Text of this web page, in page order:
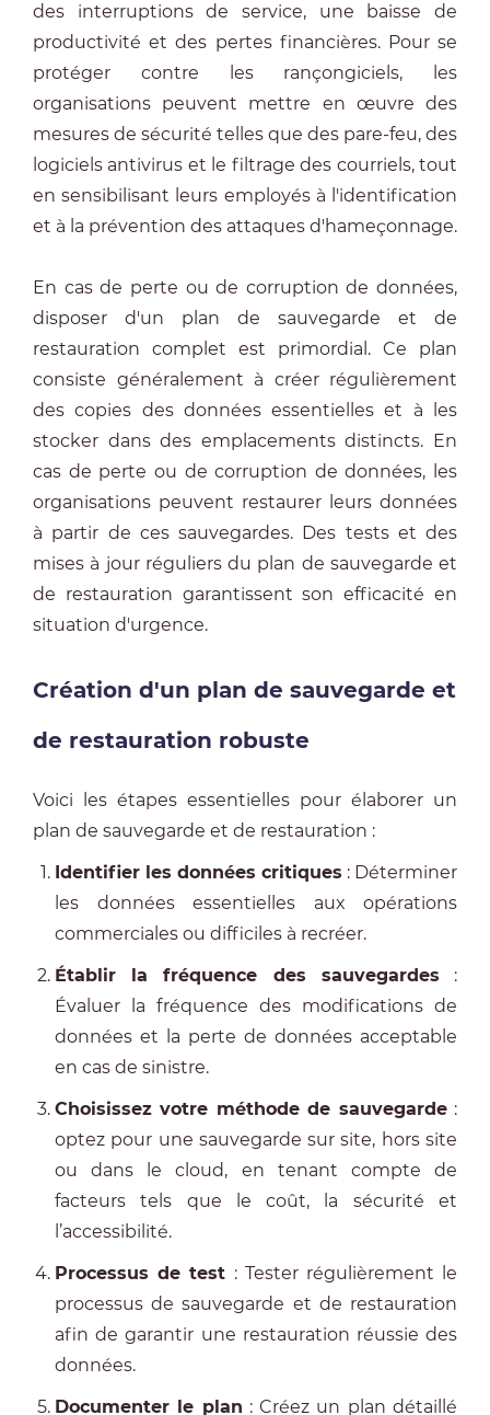
des interruptions de service, une baisse de
productivité et des pertes financières. Pour se
protéger contre les rançongiciels, les
organisations peuvent mettre en œuvre des
mesures de sécurité telles que des pare-feu, des
logiciels antivirus et le filtrage des courriels, tout
en sensibilisant leurs employés à l'identification
et à la prévention des attaques d'hameçonnage.
En cas de perte ou de corruption de données,
disposer d'un plan de sauvegarde et de
restauration complet est primordial. Ce plan
consiste généralement à créer régulièrement
des copies des données essentielles et à les
stocker dans des emplacements distincts. En
cas de perte ou de corruption de données, les
organisations peuvent restaurer leurs données
à partir de ces sauvegardes. Des tests et des
mises à jour réguliers du plan de sauvegarde et
de restauration garantissent son efficacité en
situation d'urgence.
Création d'un plan de sauvegarde et
de restauration robuste
Voici les étapes essentielles pour élaborer un
plan de sauvegarde et de restauration :
Identifier les données critiques : Déterminer
les données essentielles aux opérations
commerciales ou difficiles à recréer.
Établir la fréquence des sauvegardes :
Évaluer la fréquence des modifications de
données et la perte de données acceptable
en cas de sinistre.
Choisissez votre méthode de sauvegarde:
optez pour une sauvegarde sur site, hors site
ou dans le cloud, en tenant compte de
facteurs tels que le coût, la sécurité et
l’accessibilité.
Processus de test : Tester régulièrement le
processus de sauvegarde et de restauration
afin de garantir une restauration réussie des
données.
Documenter le plan : Créez un plan détaillé